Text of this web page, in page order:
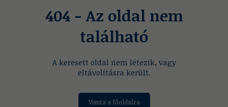
404 - Az oldal nem
található
A keresett oldal nem létezik, vagy
eltávolításra került.
Vissza a főoldalra